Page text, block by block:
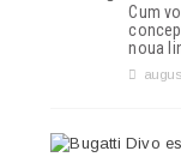
Cum
noua